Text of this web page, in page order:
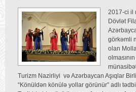
2017-ci il
Dövlət
görkəmli
olan
Turizm Nazirliyi və Azərbaycan Aşıqlar
“Könüldən könülə yollar görünür” adlı